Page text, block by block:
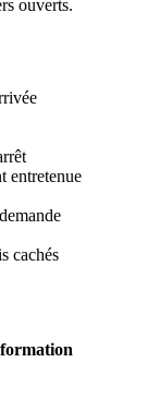
ouverts.
entretenue
cachés